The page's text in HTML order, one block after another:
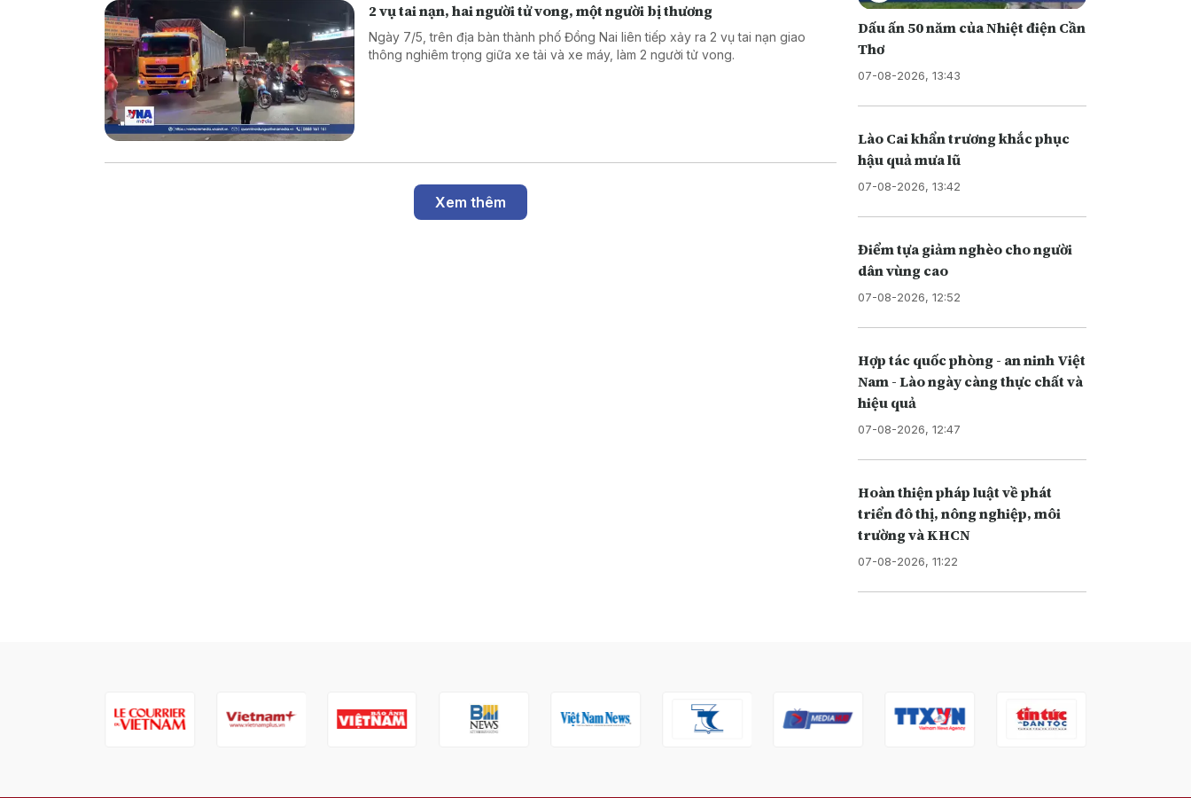
2 vụ tai nạn, hai người tử vong, một người bị thương
Ngày 7/5, trên địa bàn thành phố Đồng Nai liên tiếp xảy ra 2 vụ tai nạn giao
thông nghiêm trọng giữa xe tải và xe máy, làm 2 người tử vong.
Xem thêm
Dấu ấn 50 năm của Nhiệt điện Cần
Thơ
07-08-2026, 13:43
Lào Cai khẩn trương khắc phục
hậu quả mưa lũ
07-08-2026, 13:42
Điểm tựa giảm nghèo cho người
dân vùng cao
07-08-2026, 12:52
Hợp tác quốc phòng - an ninh Việt
Nam - Lào ngày càng thực chất và
hiệu quả
07-08-2026, 12:47
Hoàn thiện pháp luật về phát
triển đô thị, nông nghiệp, môi
trường và KHCN
07-08-2026, 11:22